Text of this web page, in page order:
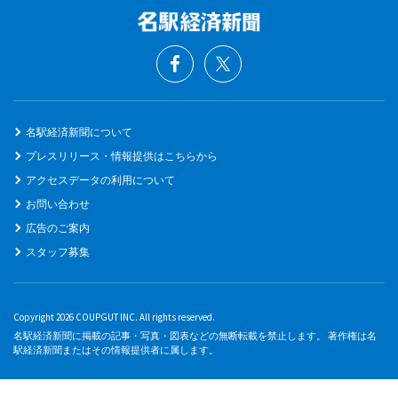
名駅経済新聞について
プレスリリース・情報提供はこちらから
アクセスデータの利用について
お問い合わせ
広告のご案内
スタッフ募集
Copyright 2026 COUPGUT INC. All rights reserved.
名駅経済新聞に掲載の記事・写真・図表などの無断転載を禁止します。 著作権は名
駅経済新聞またはその情報提供者に属します。